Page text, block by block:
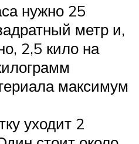
нужно 25
метр и,
2,5 кило на
максимум
уходит 2